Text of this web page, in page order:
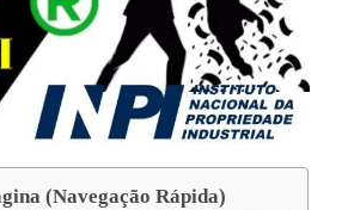
(Navegação Rápida)